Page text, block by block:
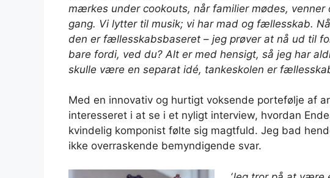
mærkes under cookouts, når familier mødes, venner
gang. Vi lytter til musik; vi har mad og fællesskab.
den er fællesskabsbaseret – jeg prøver at nå ud til
bare fordi, ved du? Alt er med hensigt, så jeg har
skulle være en separat idé, tankeskolen er
Med en innovativ og hurtigt voksende portefølje af
interesseret i at se i et nyligt interview, hvordan
kvindelig komponist følte sig magtfuld. Jeg bad
ikke overraskende bemyndigende svar.